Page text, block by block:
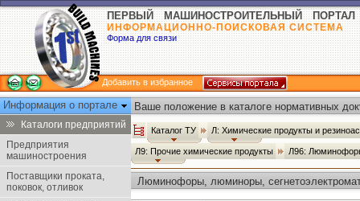
ПЕРВЫЙ МАШИНОСТРОИТЕЛЬНЫЙ ПОРТАЛ
ИНФОРМАЦИОННО-ПОИСКОВАЯ СИСТЕМА
Форма для связи
Добавить в избранное
Информация о портале
Каталоги предприятий
Предприятия
машиностроения
Поставщики проката,
поковок, отливок
Ваше положение в каталоге нормативных
Каталог ТУ Л: Химические продукты и
Л9: Прочие химические продукты Л96:
Люминофоры, люминоры,